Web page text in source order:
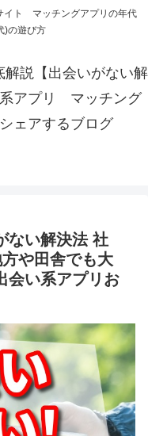
イト マッチングアプリの年代
)の遊び方
説【出会いがない解
アプリ マッチング
シェアするブログ
ない解決法 社
や田舎でも大
会い系アプリお